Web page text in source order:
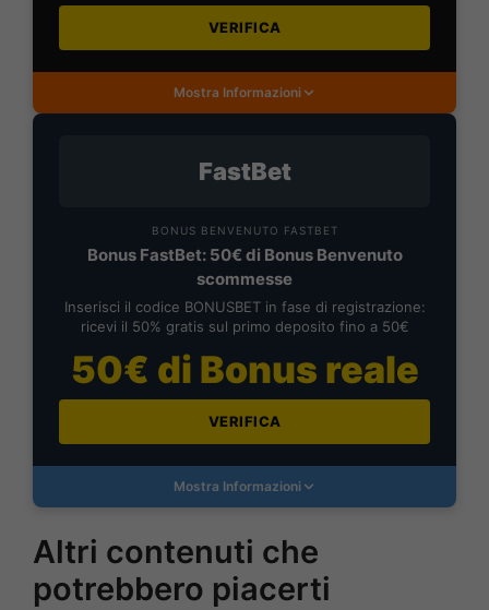
VERIFICA
Mostra Informazioni
FastBet
BONUS BENVENUTO FASTBET
Bonus FastBet: 50€ di Bonus Benvenuto
scommesse
Inserisci il codice BONUSBET in fase di registrazione:
ricevi il 50% gratis sul primo deposito fino a 50€
50€ di Bonus reale
VERIFICA
Mostra Informazioni
Altri contenuti che
potrebbero piacerti